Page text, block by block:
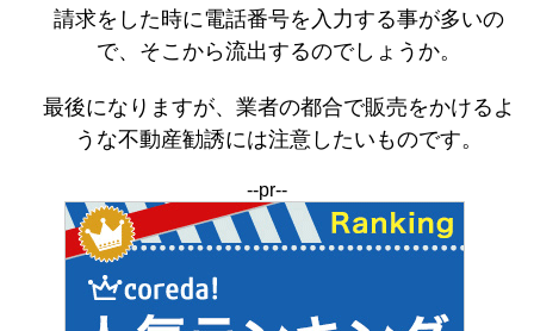
請求をした時に電話番号を入力する事が多いの
で、そこから流出するのでしょうか。
最後になりますが、業者の都合で販売をかけるよ
うな不動産勧誘には注意したいものです。
--pr--